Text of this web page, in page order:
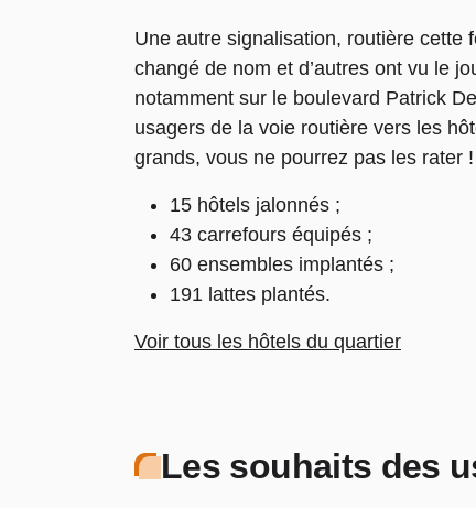
Une autre signalisation, routière cette
changé de nom et d’autres ont vu le
notamment sur le boulevard Patrick
usagers de la voie routière vers les
grands, vous ne pourrez pas les rater
15 hôtels jalonnés ;
43 carrefours équipés ;
60 ensembles implantés ;
191 lattes plantés.
Voir tous les hôtels du quartier
Les souhaits des